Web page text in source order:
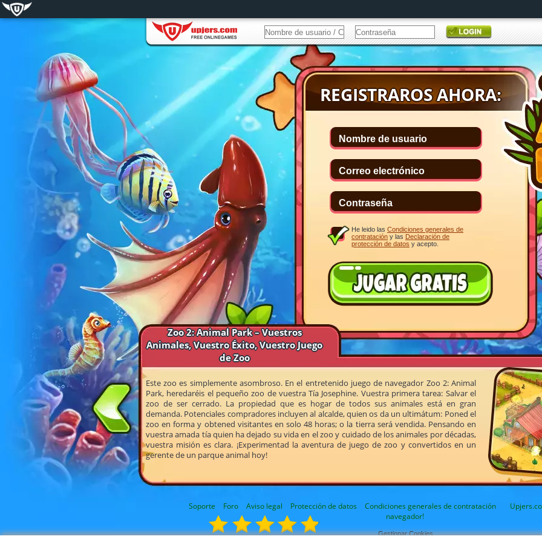
Soporte Foro Aviso legal Protección de datos Condiciones generales de contratación
navegador!
Gestionar Cookies
Zoo 2: Animal Park – Vuestros
Animales, Vuestro Éxito, Vuestro Juego
de Zoo
Este zoo es simplemente asombroso. En el entretenido juego de navegador Zoo 2: Animal
Park, heredaréis el pequeño zoo de vuestra Tía Josephine. Vuestra primera tarea: Salvar el
zoo de ser cerrado. La propiedad que es hogar de todos sus animales está en gran
demanda. Potenciales compradores incluyen al alcalde, quien os da un ultimátum: Poned el
zoo en forma y obtened visitantes en solo 48 horas; o la tierra será vendida. Pensando en
vuestra amada tía quien ha dejado su vida en el zoo y cuidado de los animales por décadas,
vuestra misión es clara. ¡Experimentad la aventura de juego de zoo y convertidos en un
gerente de un parque animal hoy!
He leido las Condiciones generales de
contratación y las Declaración de
protección de datos y acepto.